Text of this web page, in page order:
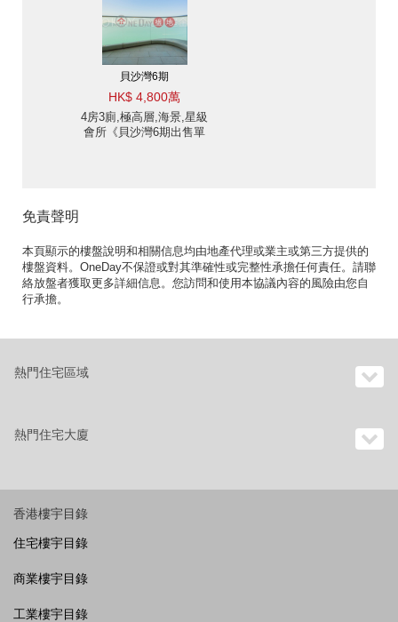
貝沙灣6期
HK$ 4,800萬
4房3廁,極高層,海景,星級
會所《貝沙灣6期出售單
免責聲明
本頁顯示的樓盤說明和相關信息均由地產代理或業主或第三方提供的
樓盤資料。OneDay不保證或對其準確性或完整性承擔任何責任。請聯
絡放盤者獲取更多詳細信息。您訪問和使用本協議內容的風險由您自
行承擔。
熱門住宅區域
熱門住宅大廈
香港樓宇目錄
住宅樓宇目錄
商業樓宇目錄
工業樓宇目錄